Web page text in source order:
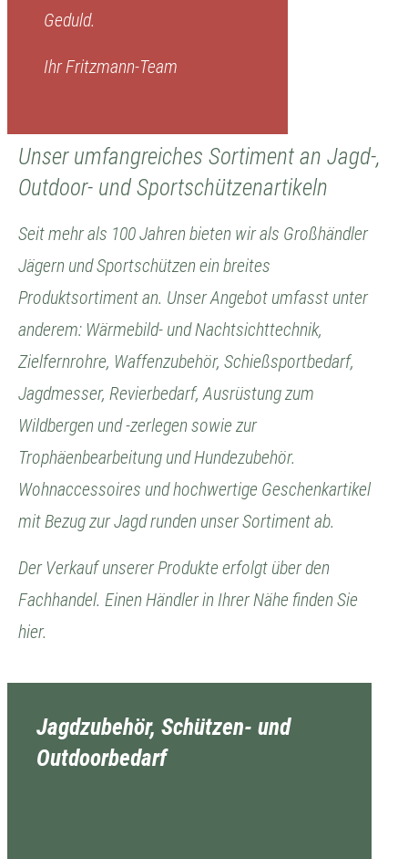
Geduld.
Ihr Fritzmann-Team
Unser umfangreiches Sortiment an Jagd-,
Outdoor- und Sportschützenartikeln
Seit mehr als 100 Jahren bieten wir als Großhändler
Jägern und Sportschützen ein breites
Produktsortiment an. Unser Angebot umfasst unter
anderem: Wärmebild- und Nachtsichttechnik,
Zielfernrohre, Waffenzubehör, Schießsportbedarf,
Jagdmesser, Revierbedarf, Ausrüstung zum
Wildbergen und -zerlegen sowie zur
Trophäenbearbeitung und Hundezubehör.
Wohnaccessoires und hochwertige Geschenkartikel
mit Bezug zur Jagd runden unser Sortiment ab.
Der Verkauf unserer Produkte erfolgt über den
Fachhandel. Einen Händler in Ihrer Nähe finden Sie
hier.
Jagdzubehör, Schützen- und
Outdoorbedarf